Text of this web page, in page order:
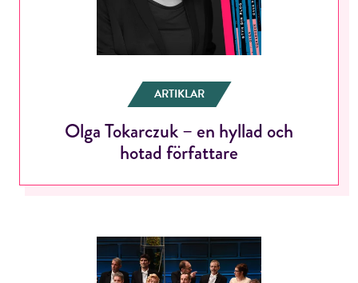
ARTIKLAR
Olga Tokarczuk – en hyllad och
hotad författare